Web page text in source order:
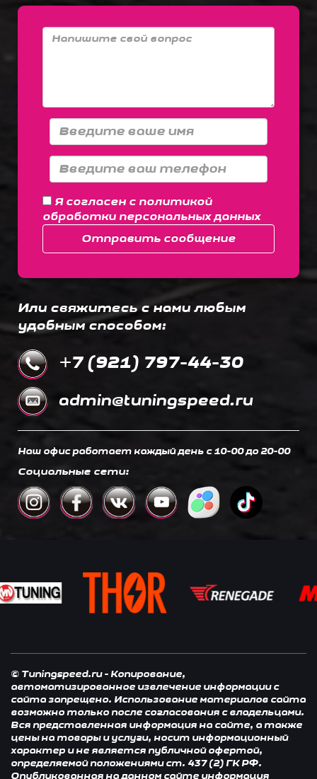
Я согласен с политикой
обработки персональных данных
Отправить сообщение
Или свяжитесь с нами любым
удобным способом:
+7 (921) 797-44-30
admin@tuningspeed.ru
Наш офис работает каждый день c 10-00 до 20-00
Социальные сети:
© Tuningspeed.ru - Копирование,
автоматизированное извлечение информации с
сайта запрещено. Использование материалов сайта
возможно только после согласования с владельцами.
Вся представленная информация на сайте, а также
цены на товары и услуги, носит информационный
характер и не является публичной офертой,
определяемой положениями ст. 437 (2) ГК РФ.
Опубликованная на данном сайте информация